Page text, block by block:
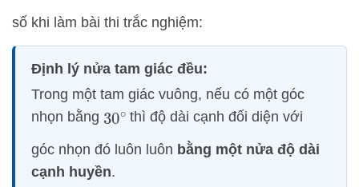
số khi làm bài thi trắc nghiệm:
Định lý nửa tam giác đều:
Trong một tam giác vuông, nếu có một góc
nhọn bằng 30∘thì độ dài cạnh đối diện với
góc nhọn đó luôn luôn bằng một nửa độ dài
cạnh huyền.